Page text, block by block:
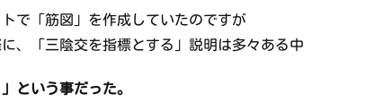
で「筋図」を作成していたのですが
、「三陰交を指標とする」説明は多々ある中
という事だった。